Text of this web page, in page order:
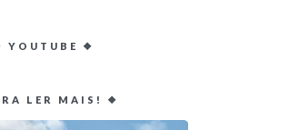
YOUTUBE ❖
LER MAIS! ❖